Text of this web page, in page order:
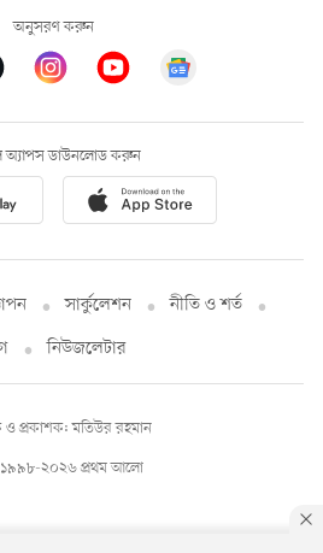
অনুসরণ করুন
অ্যাপস ডাউনলোড করুন
সার্কুলেশন
নীতি ও শর্ত
নিউজলেটার
১৯৯৮-২০২৬ প্রথম আলো
ও প্রকাশক: মতিউর রহমান